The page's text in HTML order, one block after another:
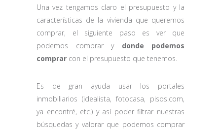
Una vez tengamos claro el presupuesto y la
características de la vivienda que queremos
comprar, el siguiente paso es ver que
podemos comprar y donde podemos
comprar con el presupuesto que tenemos.
Es de gran ayuda usar los portales
inmobiliarios (idealista, fotocasa, pisos.com,
ya encontré, etc.) y así poder filtrar nuestras
búsquedas y valorar que podemos comprar